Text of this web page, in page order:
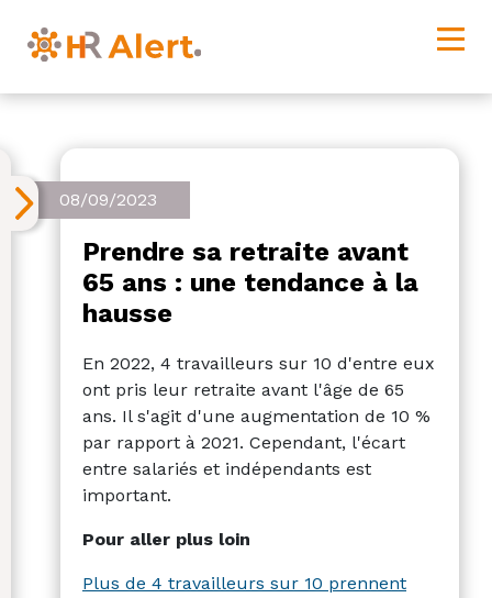
08/09/2023
Prendre sa retraite avant
65 ans : une tendance à la
hausse
En 2022, 4 travailleurs sur 10 d'entre eux
ont pris leur retraite avant l'âge de 65
ans. Il s'agit d'une augmentation de 10 %
par rapport à 2021. Cependant, l'écart
entre salariés et indépendants est
important.
Pour aller plus loin
Plus de 4 travailleurs sur 10 prennent